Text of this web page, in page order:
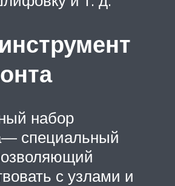
набор
специальный
с узлами и